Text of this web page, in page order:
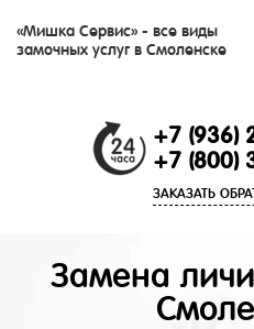
«Мишка Сервис» - все виды
замочных услуг в Смоленске
+7 (936)
+7 (800)
ЗАКАЗАТЬ
Замена